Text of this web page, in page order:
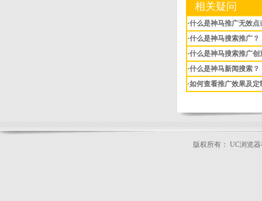
相关疑问
·什么是神马推广无效点
·什么是神马搜索推广？
·什么是神马搜索推广创
·什么是神马新闻搜索？
·如何查看推广效果及定
版权所有： UC浏览